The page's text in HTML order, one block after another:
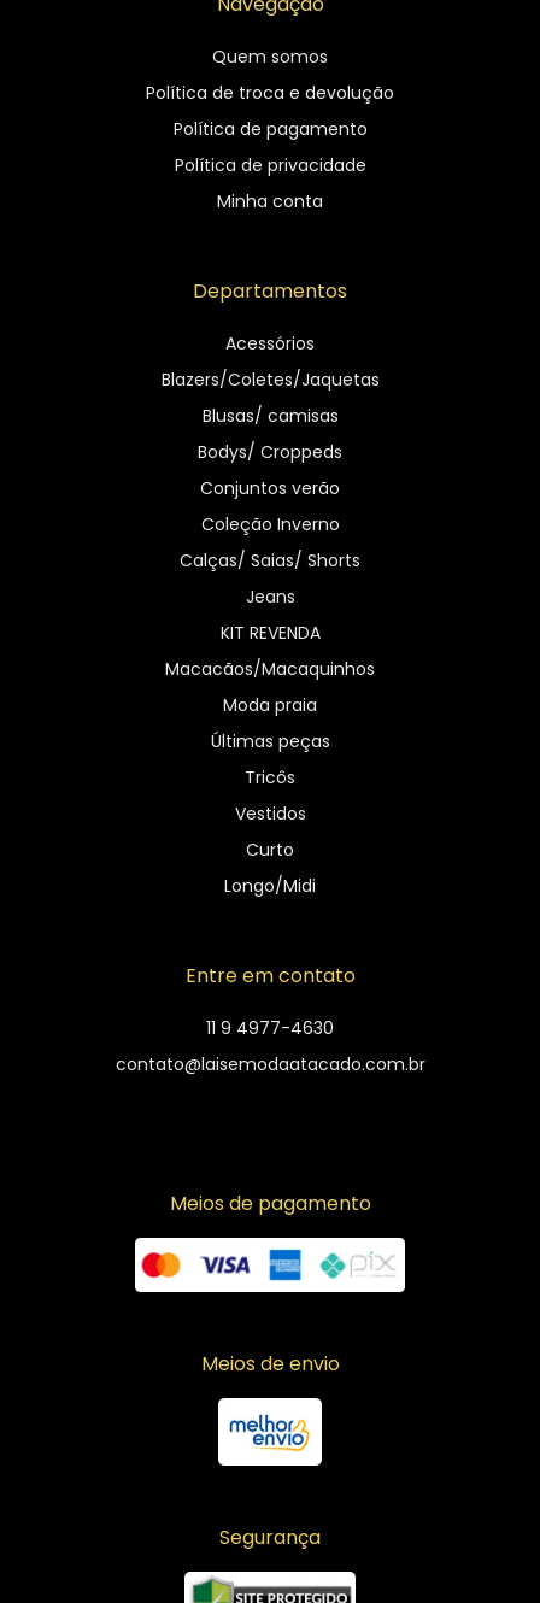
Quem somos
Política de troca e devolução
Política de pagamento
Política de privacidade
Minha conta
Departamentos
Acessórios
Blazers/Coletes/Jaquetas
Blusas/ camisas
Bodys/ Croppeds
Conjuntos verão
Coleção Inverno
Calças/ Saias/ Shorts
Jeans
KIT REVENDA
Macacãos/Macaquinhos
Moda praia
Últimas peças
Tricôs
Vestidos
Curto
Longo/Midi
Entre em contato
11 9 4977-4630
contato@laisemodaatacado.com.br
Meios de pagamento
Meios de envio
Segurança